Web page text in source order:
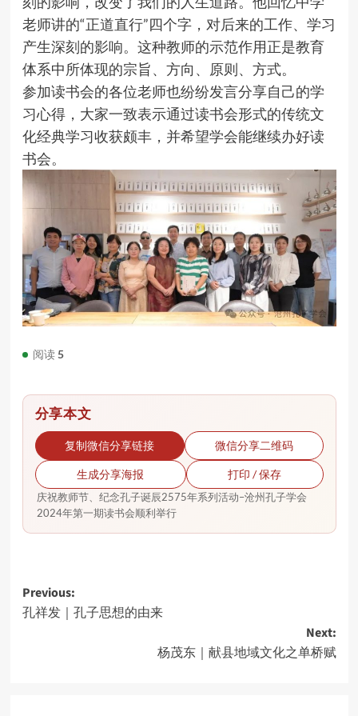
老师讲的“正道直行”四个字，对后来的工作、学习
产生深刻的影响。这种教师的示范作用正是教育
体系中所体现的宗旨、方向、原则、方式。
参加读书会的各位老师也纷纷发言分享自己的学
习心得，大家一致表示通过读书会形式的传统文
化经典学习收获颇丰，并希望学会能继续办好读
书会。
阅读5
分享本文
复制微信分享链接 微信分享二维码
生成分享海报 打印 / 保存
庆祝教师节、纪念孔子诞辰2575年系列活动–沧州孔子学会
2024年第一期读书会顺利举行
Post
navigation
Previous:
孔祥发｜孔子思想的由来
Next:
杨茂东｜献县地域文化之单桥赋